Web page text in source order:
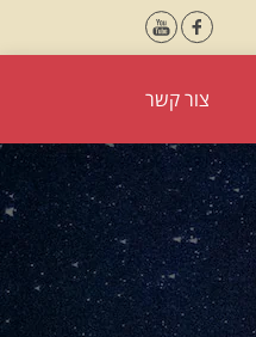
צור קשר